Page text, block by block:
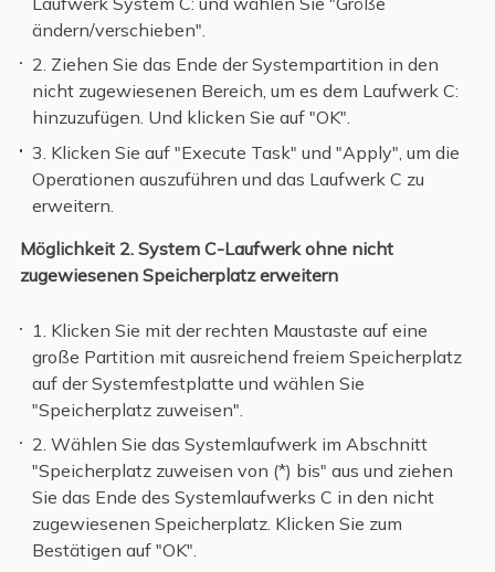
ändern/verschieben".
2. Ziehen Sie das Ende der Systempartition in den
nicht zugewiesenen Bereich, um es dem Laufwerk C:
hinzuzufügen. Und klicken Sie auf "OK".
3. Klicken Sie auf "Execute Task" und "Apply", um die
Operationen auszuführen und das Laufwerk C zu
erweitern.
Möglichkeit 2. System C-Laufwerk ohne nicht
zugewiesenen Speicherplatz erweitern
1. Klicken Sie mit der rechten Maustaste auf eine
große Partition mit ausreichend freiem Speicherplatz
auf der Systemfestplatte und wählen Sie
"Speicherplatz zuweisen".
2. Wählen Sie das Systemlaufwerk im Abschnitt
"Speicherplatz zuweisen von (*) bis" aus und ziehen
Sie das Ende des Systemlaufwerks C in den nicht
zugewiesenen Speicherplatz. Klicken Sie zum
Bestätigen auf "OK".